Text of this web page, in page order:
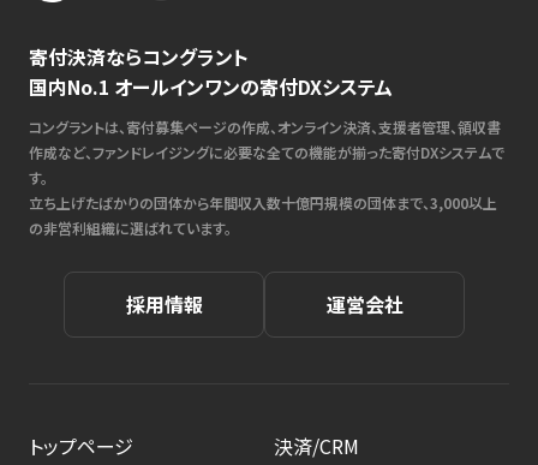
寄付決済ならコングラント
国内No.1 オールインワンの寄付DXシステム
コングラントは、寄付募集ページの作成、オンライン決済、支援者管理、領収書
作成など、ファンドレイジングに必要な全ての機能が揃った寄付DXシステムで
す。
立ち上げたばかりの団体から年間収入数十億円規模の団体まで、3,000以上
の非営利組織に選ばれています。
採用情報 運営会社
トップページ
決済/CRM